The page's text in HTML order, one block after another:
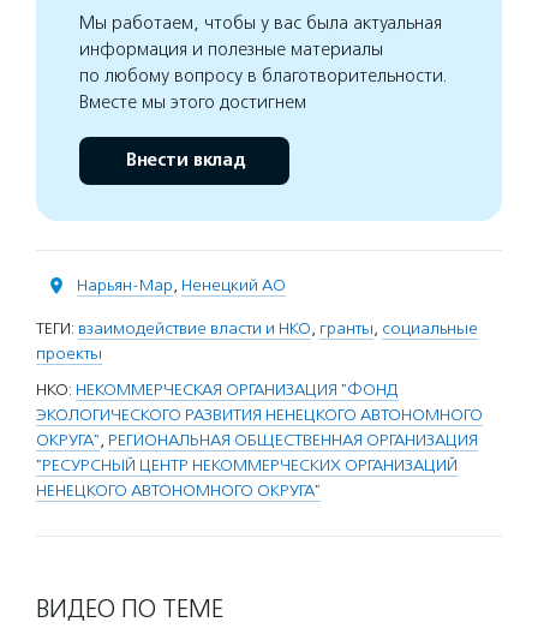
Мы работаем, чтобы у вас была актуальная
информация и полезные материалы
по любому вопросу в благотворительности.
Вместе мы этого достигнем
Внести вклад
Нарьян-Мар, Ненецкий АО
ТЕГИ: взаимодействие власти и НКО, гранты, социальные
проекты
НКО: НЕКОММЕРЧЕСКАЯ ОРГАНИЗАЦИЯ "ФОНД
ЭКОЛОГИЧЕСКОГО РАЗВИТИЯ НЕНЕЦКОГО АВТОНОМНОГО
ОКРУГА", РЕГИОНАЛЬНАЯ ОБЩЕСТВЕННАЯ ОРГАНИЗАЦИЯ
"РЕСУРСНЫЙ ЦЕНТР НЕКОММЕРЧЕСКИХ ОРГАНИЗАЦИЙ
НЕНЕЦКОГО АВТОНОМНОГО ОКРУГА"
ВИДЕО ПО ТЕМЕ